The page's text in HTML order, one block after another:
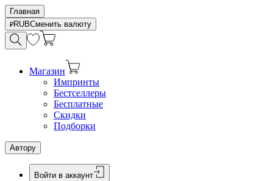
Главная
RUBСменить валюту
Магазин
Импринты
Бестселлеры
Бесплатные
Скидки
Подборки
Автору
Войти в аккаунт